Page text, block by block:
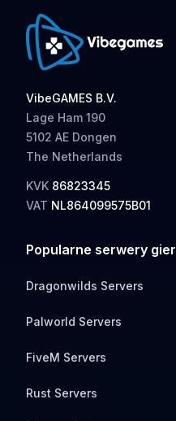
VibeGAMES B.V.
Lage Ham 190
5102 AE Dongen
The Netherlands
KVK 86823345
VAT NL864099575B01
Popularne serwery gier
Dragonwilds Servers
Palworld Servers
FiveM Servers
Rust Servers